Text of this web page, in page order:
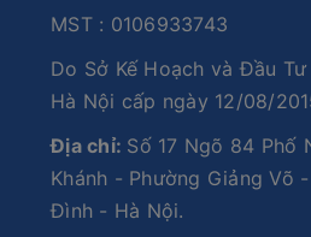
MST : 0106933743
Do Sở Kế Hoạch và Đầu Tư
Hà Nội cấp ngày 12/08/
Địa chỉ: Số 17 Ngõ 84 Phố
Khánh - Phường Giảng Võ -
Đình - Hà Nội.